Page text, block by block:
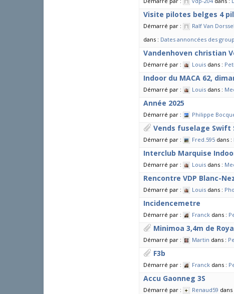
Visite pilotes belges 4
Démarré par :
Ralf Van
dans : Dates annoncées des
Vandenhoven christian
Démarré par : Louis dans :
Indoor du MACA 62,
Démarré par : Louis dans :
Année 2025
Démarré par : Philippe
Vends fuselage Swift
Démarré par : Fred.595 dans :
Interclub Marquise
Démarré par : Louis dans :
Rencontre VDP Blanc-
Démarré par : Louis dans :
Incidencemetre
Démarré par : Franck dans :
Minimoa 3,4m de
Démarré par : Martin dans :
F3b
Démarré par : Franck dans :
Accu Gaonneg 3S
Démarré par : Renaud59 dans